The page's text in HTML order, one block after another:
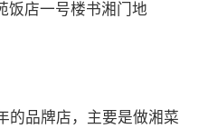
饭店一号楼书湘门地
的品牌店，主要是做湘菜